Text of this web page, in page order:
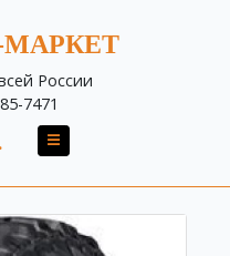
МАРКЕТ
России
7471